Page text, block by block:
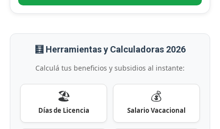
🧮 Herramientas y Calculadoras 2026
Calculá tus beneficios y subsidios al instante:
🏖️
Días de Licencia
💰
Salario Vacacional